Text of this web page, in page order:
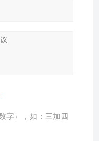
字），如：三加四